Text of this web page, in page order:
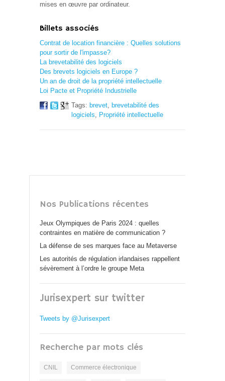
mises en œuvre par ordinateur.
Billets associés
Contrat de location financière : Quelles solutions
pour sortir de l'impasse?
La brevetabilité des logiciels
Des brevets logiciels en Europe ?
Un an de droit de la propriété intellectuelle
Loi Pacte et Propriété Industrielle
Tags: brevet, brevetabilité des
logiciels, Propriété intellectuelle
Nos Publications récentes
Jeux Olympiques de Paris 2024 : quelles
contraintes en matière de communication ?
La défense de ses marques face au Metaverse
Les autorités de régulation irlandaises rappellent
sévèrement à l’ordre le groupe Meta
Jurisexpert sur twitter
Tweets by @Jurisexpert
Recherche par mots clés
CNIL Commerce électronique